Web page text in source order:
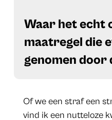
​Waar het echt
maatregel die
genomen
Of we een straf een
vind ik een nutteloze